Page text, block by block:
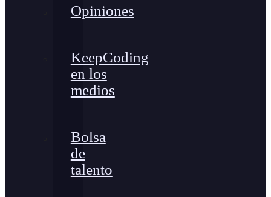
Opiniones
KeepCoding
en los
medios
Bolsa
de
talento